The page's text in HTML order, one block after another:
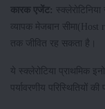
कारक एजेंट:
व्यापक मेजबान
तक जीवित रह सकता है।
ये स्क्लेरोटिया प्राथमिक
पर्यावरणीय परिस्थितियों